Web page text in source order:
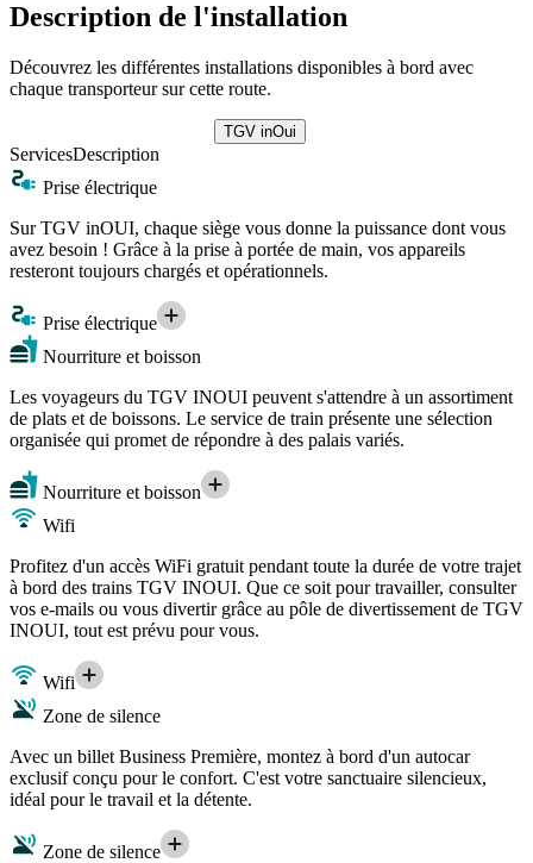
Description de l'installation
Découvrez les différentes installations disponibles à bord avec
chaque transporteur sur cette route.
TGV inOui
ServicesDescription
Prise électrique
Sur TGV inOUI, chaque siège vous donne la puissance dont vous
avez besoin ! Grâce à la prise à portée de main, vos appareils
resteront toujours chargés et opérationnels.
Prise électrique
Nourriture et boisson
Les voyageurs du TGV INOUI peuvent s'attendre à un assortiment
de plats et de boissons. Le service de train présente une sélection
organisée qui promet de répondre à des palais variés.
Nourriture et boisson
Wifi
Profitez d'un accès WiFi gratuit pendant toute la durée de votre trajet
à bord des trains TGV INOUI. Que ce soit pour travailler, consulter
vos e-mails ou vous divertir grâce au pôle de divertissement de TGV
INOUI, tout est prévu pour vous.
Wifi
Zone de silence
Avec un billet Business Première, montez à bord d'un autocar
exclusif conçu pour le confort. C'est votre sanctuaire silencieux,
idéal pour le travail et la détente.
Zone de silence